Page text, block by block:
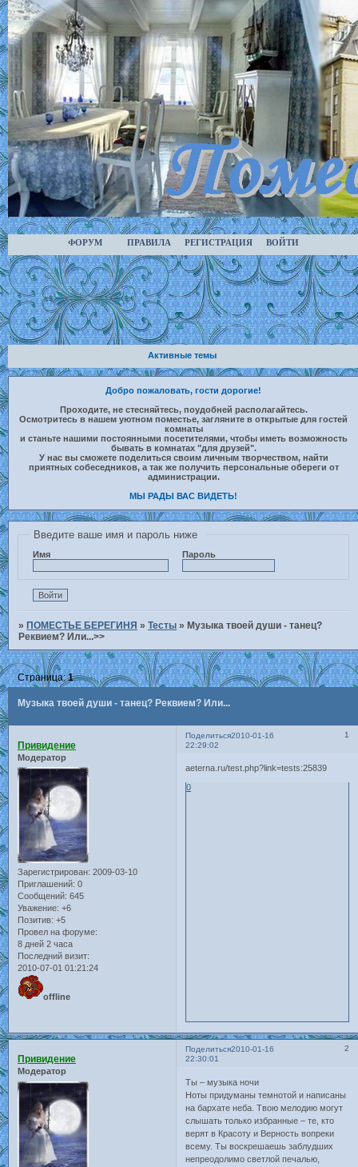
ФОРУМ ПРАВИЛА РЕГИСТРАЦИЯ ВОЙТИ
Активные темы
Добро пожаловать, гости дорогие!
Проходите, не стесняйтесь, поудобней располагайтесь.
Осмотритесь в нашем уютном поместье, загляните в открытые для гостей
комнаты
и станьте нашими постоянными посетителями, чтобы иметь возможность
бывать в комнатах "для друзей".
У нас вы сможете поделиться своим личным творчеством, найти
приятных собеседников, а так же получить персональные обереги от
администрации.
МЫ РАДЫ ВАС ВИДЕТЬ!
Введите ваше имя и пароль ниже
Имя Пароль
»ПОМЕСТЬЕ БЕРЕГИНЯ »Тесты »Музыка твоей души - танец?
Реквием? Или...>>
Музыка твоей души - танец? Реквием? Или...
Страница:1
Поделиться 1
2010-01-16
22:29:02
Привидение
Модератор
Зарегистрирован: 2009-03-10
Приглашений: 0
Сообщений: 645
Уважение: +6
Позитив: +5
Провел на форуме:
8 дней 2 часа
Последний визит:
2010-07-01 01:21:24
offline
aeterna.ru/test.php?link=tests:25839
0
Поделиться 2
2010-01-16
22:30:01
Привидение
Модератор
Ты – музыка ночи
Ноты придуманы темнотой и написаны
на бархате неба. Твою мелодию могут
слышать только избранные – те, кто
верят в Красоту и Верность вопреки
всему. Ты воскрешаешь заблудших
непреодолимо светлой печалью,